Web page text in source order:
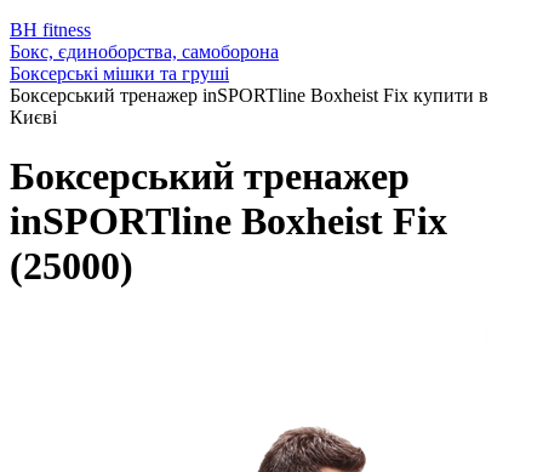
BH fitness
Бокс, єдиноборства, самоборона
Боксерські мішки та груші
Боксерський тренажер inSPORTline Boxheist Fix купити в
Києві
Боксерський тренажер
inSPORTline Boxheist Fix
(25000)